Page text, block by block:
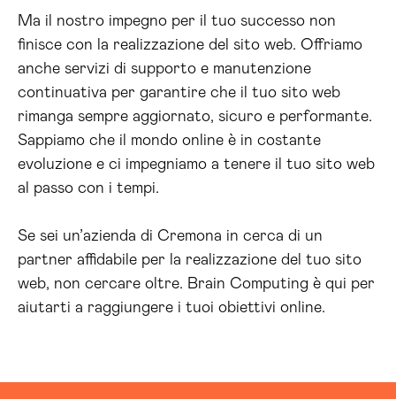
Ma il nostro impegno per il tuo successo non
finisce con la realizzazione del sito web. Offriamo
anche servizi di supporto e manutenzione
continuativa per garantire che il tuo sito web
rimanga sempre aggiornato, sicuro e performante.
Sappiamo che il mondo online è in costante
evoluzione e ci impegniamo a tenere il tuo sito web
al passo con i tempi.
Se sei un’azienda di Cremona in cerca di un
partner affidabile per la realizzazione del tuo sito
web, non cercare oltre. Brain Computing è qui per
aiutarti a raggiungere i tuoi obiettivi online.